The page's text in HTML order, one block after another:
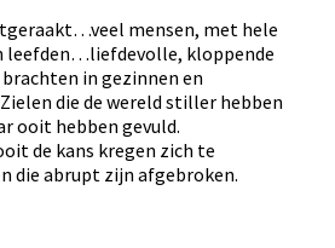
mensen, met hele
leefden…liefdevolle, kloppende
in gezinnen en
die de wereld stiller hebben
ooit hebben gevuld.
de kans kregen zich te
die abrupt zijn afgebroken.